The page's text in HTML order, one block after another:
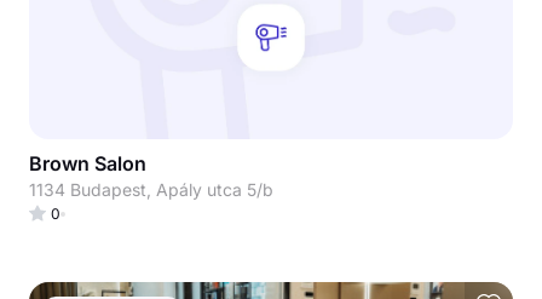
Brown Salon
1134 Budapest, Apály utca 5/b
0